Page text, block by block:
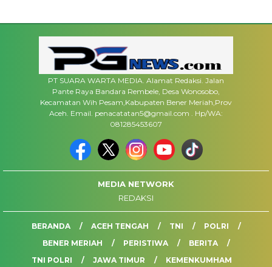
PT SUARA WARTA MEDIA. Alamat Redaksi. Jalan
Pante Raya Bandara Rembele, Desa Wonosobo,
Kecamatan Wih Pesam,Kabupaten Bener Meriah,Prov
Aceh. Email. penacatatan5@gmail.com . Hp/WA:
081285453607
MEDIA NETWORK
REDAKSI
BERANDA ACEH TENGAH TNI
POLRI
BENER MERIAH
PERISTIWA
BERITA
TNI POLRI
JAWA TIMUR KEMENKUMHAM